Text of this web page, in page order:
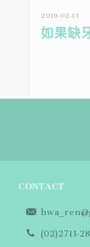
2019-02-13
如果缺
CONTACT
(02)2711-